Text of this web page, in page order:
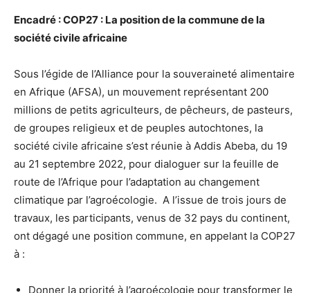
Encadré : COP27 : La position de la commune de la
société civile africaine
Sous l’égide de l’Alliance pour la souveraineté alimentaire
en Afrique (AFSA), un mouvement représentant 200
millions de petits agriculteurs, de pêcheurs, de pasteurs,
de groupes religieux et de peuples autochtones, la
société civile africaine s’est réunie à Addis Abeba, du 19
au 21 septembre 2022, pour dialoguer sur la feuille de
route de l’Afrique pour l’adaptation au changement
climatique par l’agroécologie. A l’issue de trois jours de
travaux, les participants, venus de 32 pays du continent,
ont dégagé une position commune, en appelant la COP27
à :
Donner la priorité à l’agroécologie pour transformer le